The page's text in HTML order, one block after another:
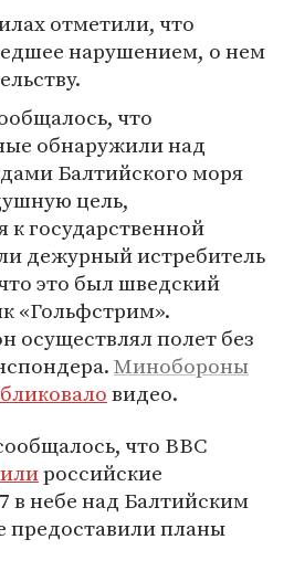
отметили, что
нарушением, о нем
что
обнаружили над
Балтийского моря
цель,
государственной
дежурный истребитель
это был шведский
«Гольфстрим».
осуществлял полет без
Минобороны
видео.
что ВВС
российские
в небе над Балтийским
планы